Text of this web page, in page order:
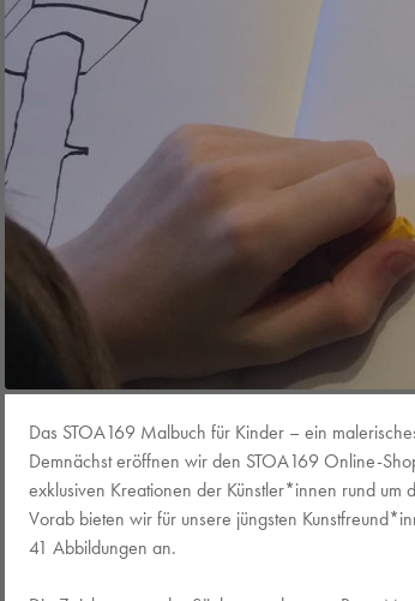
Das STOA169 Malbuch für Kinder – ein
Demnächst eröffnen wir den STOA169 Online-
exklusiven Kreationen der Künstler*innen rund um
Vorab bieten wir für unsere jüngsten
41 Abbildungen an.